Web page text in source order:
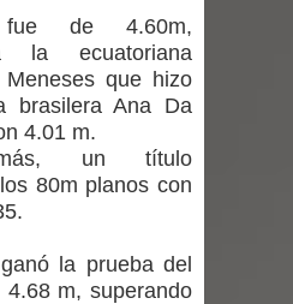
dará la cara”
Desarrollo Social y Familia
despliegue para apoyar a
durante la
al K-pop: especialistas U.
de 4.60m,
la ecuatoriana
que hizo
Ana Da
4.01 m.
un título
80m planos con
la prueba del
m, superando